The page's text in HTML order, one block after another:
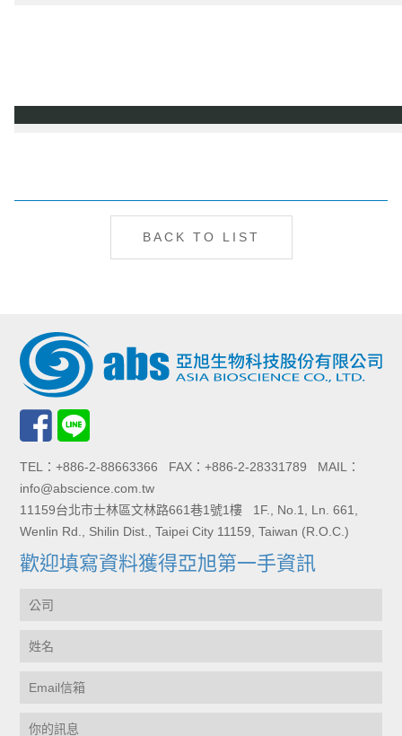
BACK TO LIST
TEL：+886-2-88663366 FAX：+886-2-28331789 MAIL：
info@abscience.com.tw
11159台北市士林區文林路661巷1號1樓 1F., No.1, Ln. 661,
Wenlin Rd., Shilin Dist., Taipei City 11159, Taiwan (R.O.C.)
歡迎填寫資料獲得亞旭第一手資訊